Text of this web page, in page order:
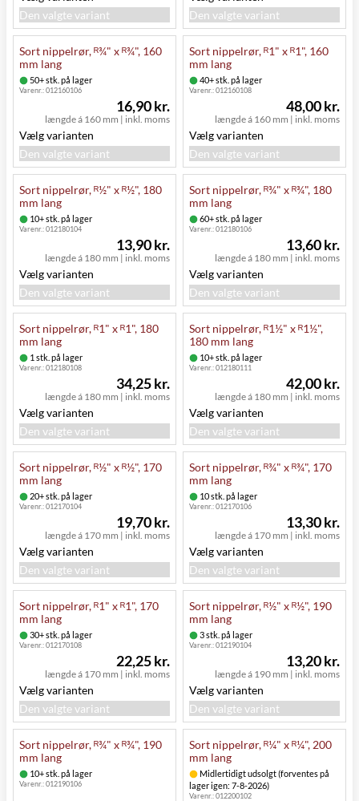
Den valgte variant
Den valgte variant
Sort nippelrør, ᴿ¾" x ᴿ¾", 160
mm lang
50+ stk. på lager
Varenr.:012160106
længde á 160 mm | inkl. moms
16,90 kr.
Vælg varianten
Den valgte variant
Sort nippelrør, ᴿ1" x ᴿ1", 160
mm lang
40+ stk. på lager
Varenr.:012160108
længde á 160 mm | inkl. moms
48,00 kr.
Vælg varianten
Den valgte variant
Sort nippelrør, ᴿ½" x ᴿ½", 180
mm lang
10+ stk. på lager
Varenr.:012180104
længde á 180 mm | inkl. moms
13,90 kr.
Vælg varianten
Den valgte variant
Sort nippelrør, ᴿ¾" x ᴿ¾", 180
mm lang
60+ stk. på lager
Varenr.:012180106
længde á 180 mm | inkl. moms
13,60 kr.
Vælg varianten
Den valgte variant
Sort nippelrør, ᴿ1" x ᴿ1", 180
mm lang
1 stk. på lager
Varenr.:012180108
længde á 180 mm | inkl. moms
34,25 kr.
Vælg varianten
Den valgte variant
Sort nippelrør, ᴿ1½" x ᴿ1½",
180 mm lang
10+ stk. på lager
Varenr.:012180111
længde á 180 mm | inkl. moms
42,00 kr.
Vælg varianten
Den valgte variant
Sort nippelrør, ᴿ½" x ᴿ½", 170
mm lang
20+ stk. på lager
Varenr.:012170104
længde á 170 mm | inkl. moms
19,70 kr.
Vælg varianten
Den valgte variant
Sort nippelrør, ᴿ¾" x ᴿ¾", 170
mm lang
10 stk. på lager
Varenr.:012170106
længde á 170 mm | inkl. moms
13,30 kr.
Vælg varianten
Den valgte variant
Sort nippelrør, ᴿ1" x ᴿ1", 170
mm lang
30+ stk. på lager
Varenr.:012170108
længde á 170 mm | inkl. moms
22,25 kr.
Vælg varianten
Den valgte variant
Sort nippelrør, ᴿ½" x ᴿ½", 190
mm lang
3 stk. på lager
Varenr.:012190104
længde á 190 mm | inkl. moms
13,20 kr.
Vælg varianten
Den valgte variant
Sort nippelrør, ᴿ¾" x ᴿ¾", 190
mm lang
10+ stk. på lager
Varenr.:012190106
Sort nippelrør, ᴿ¼" x ᴿ¼", 200
mm lang
Midlertidigt udsolgt (forventes på
lager igen: 7-8-2026)
Varenr.:012200102